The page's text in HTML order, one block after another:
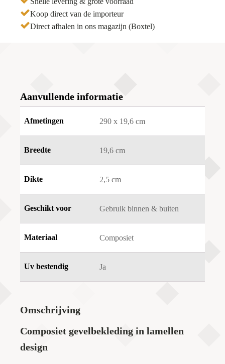
Koop direct van de importeur
Direct afhalen in ons magazijn (Boxtel)
Aanvullende informatie
Afmetingen 290 x 19,6 cm
Breedte 19,6 cm
Dikte 2,5 cm
Geschikt voor Gebruik binnen & buiten
Materiaal Composiet
Uv bestendig Ja
Omschrijving
Composiet gevelbekleding in lamellen
design